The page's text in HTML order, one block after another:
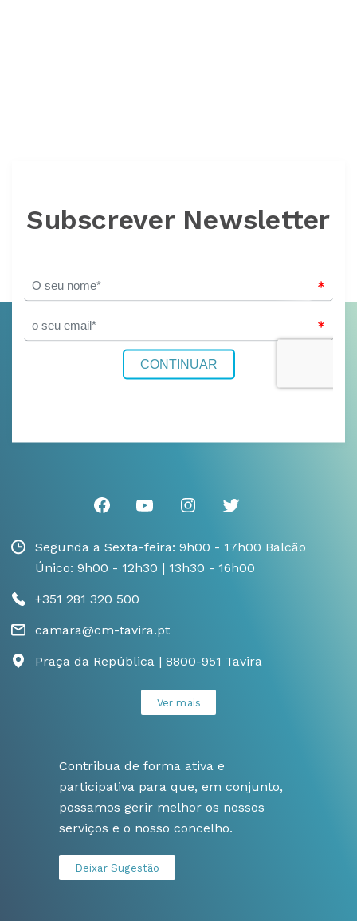
Subscrever Newsletter
Segunda a Sexta-feira: 9h00 - 17h00 Balcão
Único: 9h00 - 12h30 | 13h30 - 16h00
+351 281 320 500
camara@cm-tavira.pt
Praça da República | 8800-951 Tavira
Ver mais
Contribua de forma ativa e
participativa para que, em conjunto,
possamos gerir melhor os nossos
serviços e o nosso concelho.
Deixar Sugestão